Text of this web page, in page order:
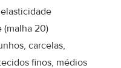
(malha 20)
carcelas,
finos, médios